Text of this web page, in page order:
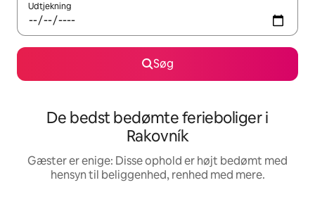
Udtjekning
Søg
De bedst bedømte ferieboliger i
Rakovník
Gæster er enige: Disse ophold er højt bedømt med
hensyn til beliggenhed, renhed med mere.